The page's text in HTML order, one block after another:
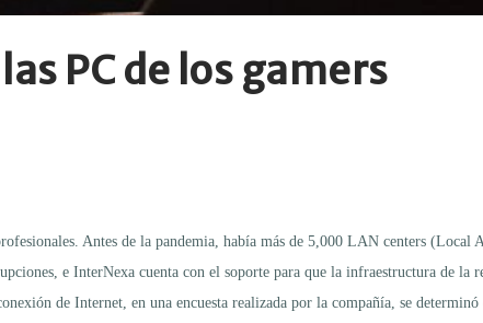
PC de los gamers
Antes de la pandemia, había más de 5,000 LAN centers (Local
e InterNexa cuenta con el soporte para que la infraestructura de la
de Internet, en una encuesta realizada por la compañía, se